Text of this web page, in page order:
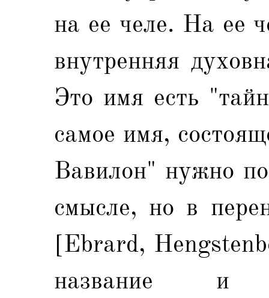
на ее челе. На ее
внутренняя
Это имя есть
самое имя,
Вавилон" нужно
смысле, но в
[Ebrard,
название и